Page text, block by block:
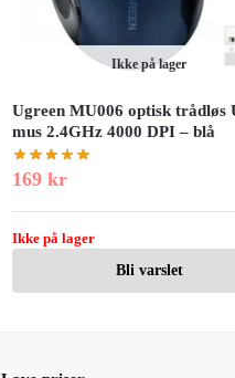
Ikke på lager
Ugreen MU006 optisk trådløs
mus 2.4GHz 4000 DPI – blå
169 kr
Ikke på lager
Bli varslet